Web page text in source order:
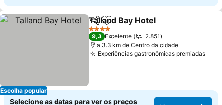
Escolha popular
PartilharAdicionar aos favoritos
Talland Bay Hotel
4 Estrelas
9,3 Excelente
2.851
a 3.3 km de Centro da cidade
Experiências gastronômicas premiadas
Selecione as datas para ver os preços